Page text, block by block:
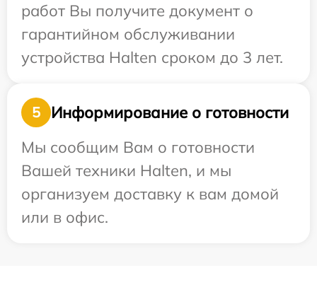
работ Вы получите документ о
гарантийном обслуживании
устройства Halten сроком до 3 лет.
5
Информирование о готовности
Мы сообщим Вам о готовности
Вашей техники Halten, и мы
организуем доставку к вам домой
или в офис.